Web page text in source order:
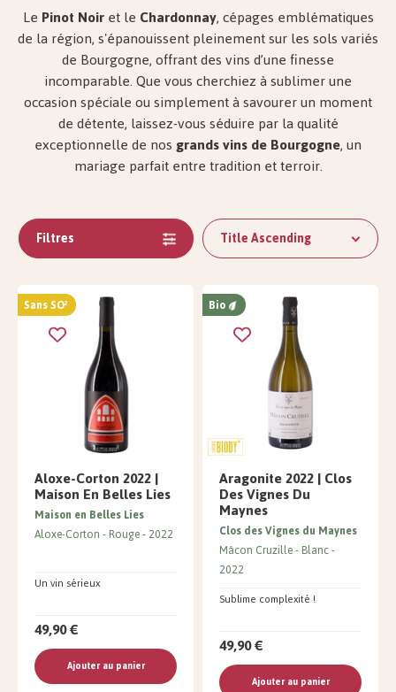
LePinot Noiret leChardonnay, cépages emblématiques
de la région, s'épanouissent pleinement sur les sols variés
de Bourgogne, offrant des vins d’une finesse
incomparable. Que vous cherchiez à sublimer une
occasion spéciale ou simplement à savourer un moment
de détente, laissez-vous séduire par la qualité
exceptionnelle de nosgrands vins de Bourgogne, un
mariage parfait entre tradition et terroir.
Title Ascending
Filtres
Sans SO²
Aloxe-Corton 2022 |
Maison En Belles Lies
Un vin sérieux
Maison en Belles Lies
Aloxe-Corton Rouge 2022
49,90 €
Ajouter au panier
Bio
Aragonite 2022 | Clos
Des Vignes Du
Maynes
Sublime complexité !
Clos des Vignes du Maynes
Mâcon Cruzille Blanc
2022
49,90 €
Ajouter au panier